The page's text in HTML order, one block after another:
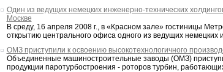
Один из ведущих немецких инженерно-технических
Москве
В среду, 16 апреля 2008 г., в «Красном зале» гостиницы
открытию центрального офиса одного из ведущих немецких
ОМЗ приступили к освоению высокотехнологичного
Объединенные машиностроительные заводы (ОМЗ)
продукции паротурбостроения - роторов турбин,